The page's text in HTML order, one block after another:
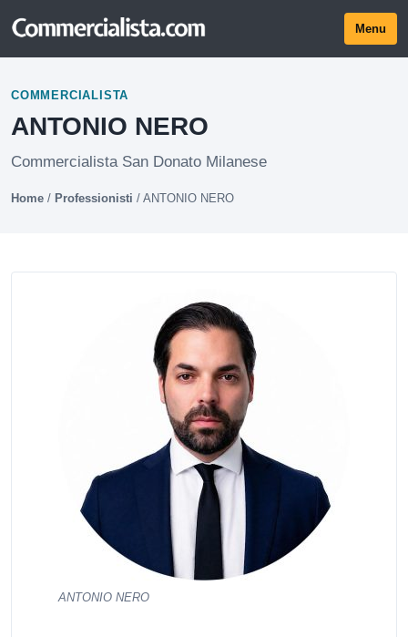
Menu
COMMERCIALISTA
ANTONIO NERO
Commercialista San Donato Milanese
Home / Professionisti / ANTONIO NERO
ANTONIO NERO